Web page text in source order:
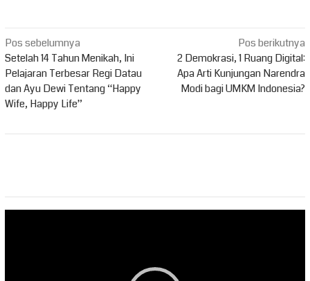
Navigasi
pos
Pos sebelumnya
Setelah 14 Tahun Menikah, Ini
Pelajaran Terbesar Regi Datau
dan Ayu Dewi Tentang “Happy
Wife, Happy Life”
Pos berikutnya
2 Demokrasi, 1 Ruang Digital:
Apa Arti Kunjungan Narendra
Modi bagi UMKM Indonesia?